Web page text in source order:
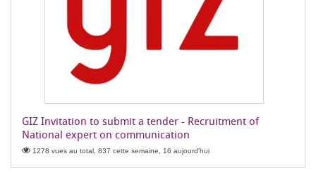
GIZ Invitation to submit a tender - Recruitment of
National expert on communication
1278 vues au total, 837 cette semaine, 16 aujourd'hui